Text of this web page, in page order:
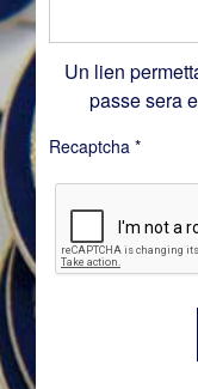
Un lien
passe sera
Recaptcha *